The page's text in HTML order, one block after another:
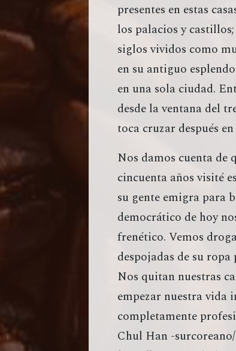
presentes en estas
los palacios y
siglos vividos como
en su antiguo
en una sola ciudad.
desde la ventana del
toca cruzar después
Nos damos cuenta de
cincuenta años visité
su gente emigra para
democrático de hoy
frenético. Vemos
despojadas de su
Nos quitan nuestras
empezar nuestra vida
completamente
Chul Han -